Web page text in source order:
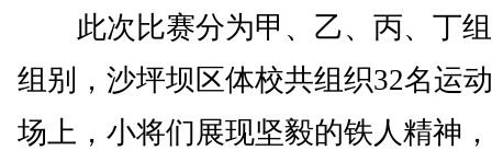
此次比赛分为甲、乙、丙、丁组
组别，沙坪坝区体校共组织32名运
场上，小将们展现坚毅的铁人精神